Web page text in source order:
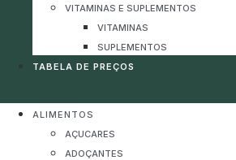
VITAMINAS E SUPLEMENTOS
VITAMINAS
SUPLEMENTOS
TABELA DE PREÇOS
ALIMENTOS
AÇUCARES
ADOÇANTES